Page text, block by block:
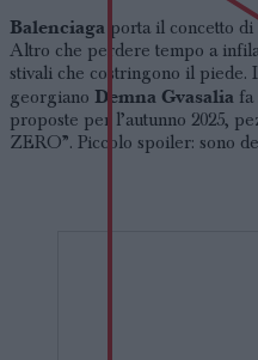
Balenciaga porta il concetto di
Altro che perdere tempo a
stivali che costringono il piede.
georgiano Demna Gvasalia fa
proposte per l’autunno 2025,
ZERO”. Piccolo spoiler: sono